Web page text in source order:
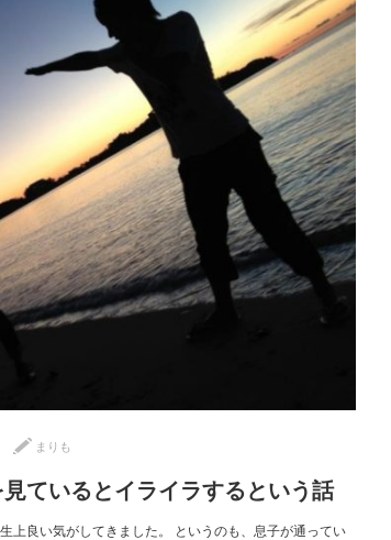
まりも
ているとイライラするという話
上良い気がしてきました。 というのも、息子が通ってい